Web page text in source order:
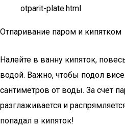
otparit-plate.html
Отпаривание паром и кипятком
Налейте в ванну кипяток,
водой. Важно, чтобы подол
сантиметров от воды. За счет
разглаживается и
попадал в кипяток!